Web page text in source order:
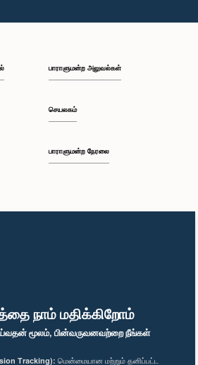
நாம் மதிக்கிறோம்
மூலம், பின்வருவனவற்றை நீங்கள்
Tracking): மென்மையான மற்றும் தனிப்பட்ட
பாராளுமன்ற அலுவல்கள்
செயலகம்
பாராளுமன்ற நேரலை